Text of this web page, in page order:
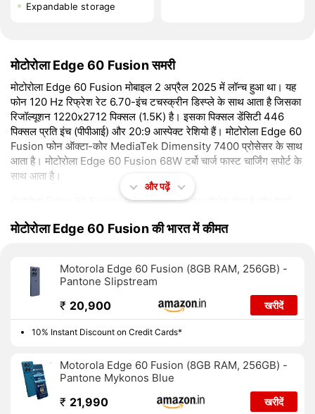
Expandable storage
मोटोरोला Edge 60 Fusion समरी
मोटोरोला Edge 60 Fusion मोबाइल 2 अप्रैल 2025 में लॉन्च हुआ था। यह
फोन 120 Hz रिफ्रेश रेट 6.70-इंच टचस्क्रीन डिस्प्ले के साथ आता है जिसका
रिजॉल्यूशन 1220x2712 पिक्सल (1.5K) है। इसका पिक्सल डेंसिटी 446
पिक्सल प्रति इंच (पीपीआई) और 20:9 आस्पेक्ट रेशियो हैं। मोटोरोला Edge 60
Fusion फोन ऑक्टा-कोर MediaTek Dimensity 7400 प्रोसेसर के साथ
आता है। मोटोरोला Edge 60 Fusion 68W टर्बो चार्ज फास्ट चार्जिंग सपोर्ट के
साथ आता है।
मोटोरोला Edge 60 Fusion फोन एंड्रॉ़यड 15 पर ऑपरेट होता है और इसमें
(जीएसएम + सीडीएमए और जीएसएम + सीडीएमए) मोबाइल है जो नैनो सिम और
वजन 180.00 ग्राम है। फोन को Pantone Slipstream, Pantone
Amazonite, और Pantone Zephry कलर ऑप्शन के साथ लॉन्च किया गया
है। इसमें डस्ट और वाटर प्रोटेक्शन के लिए आईपी52 रेटिंग है।
कनेक्टिविटी के लिए मोटोरोला Edge 60 Fusion में वाई-फाई 802.11 ए/बी/
में कुछ एलटीई नेटवर्क द्वारा उपयोग किए जाने वाले बैंड 40 के सपोर्ट के साथ) है।
दोनों सिम कार्ड पर एक्टिव 4जी है। फोन में सेंसर की बात की जाएं तो एंबियंट लाइट
सेंसर, एक्सेलेरोमीटर, कंपास/ मैगनेटोमीटर, जायरोस्कोप, प्रॉक्सिमिटी सेंसर और
इन-डिस्प्ले फिंगरप्रिंट सेंसर है। मोटोरोला Edge 60 Fusion फेस अनलॉक के
और पढ़ें
मोटोरोला Edge 60 Fusion की भारत में कीमत
Motorola Edge 60 Fusion (8GB RAM, 256GB) -
Pantone Slipstream
₹ 20,900 खरीदें
10% Instant Discount on Credit Cards*
Motorola Edge 60 Fusion (8GB RAM, 256GB) -
Pantone Mykonos Blue
₹ 21,990 खरीदें